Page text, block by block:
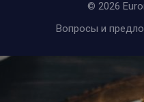
© 2026
Вопросы и